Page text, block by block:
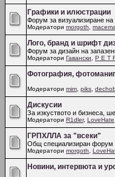
Графики и илюстрации
Форум за визуализиране
Модератори morgoth
Лого, бранд и шрифт
Форум за дизайн на
Модератори Гавански P E T
Фотография,
Модератори mim piks
Дискусии
За изкуството и бизнеса,
Модератори R1dler, LoveHate
ГРПХЛЛА за "всеки"
Общ специализиран форум
Модератори morgoth
Новини, интервюта и